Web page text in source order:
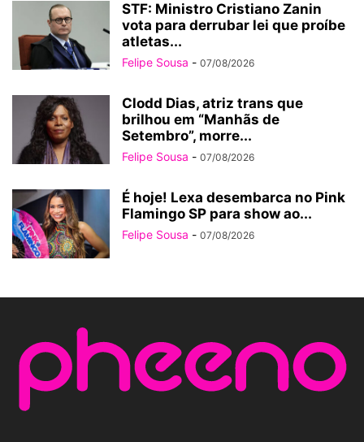
STF: Ministro Cristiano Zanin
vota para derrubar lei que proíbe
atletas...
Felipe Sousa - 07/08/2026
Clodd Dias, atriz trans que
brilhou em “Manhãs de
Setembro”, morre...
Felipe Sousa - 07/08/2026
É hoje! Lexa desembarca no Pink
Flamingo SP para show ao...
Felipe Sousa - 07/08/2026